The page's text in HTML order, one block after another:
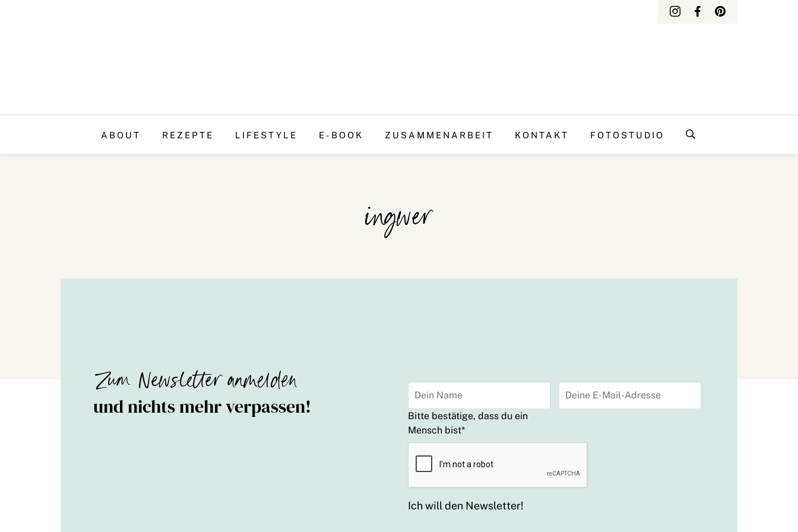
ABOUT REZEPTE LIFESTYLE E-BOOK ZUSAMMENARBEIT KONTAKT FOTOSTUDIO
ingwer
Zum Newsletter anmelden
und nichts mehr verpassen!
Bitte bestätige, dass du ein
Mensch bist*
Ich will den Newsletter!